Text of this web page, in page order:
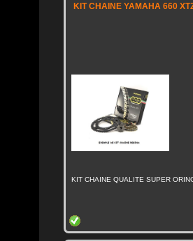
KIT CHAINE YAMAHA 660
KIT CHAINE QUALITE SUPER